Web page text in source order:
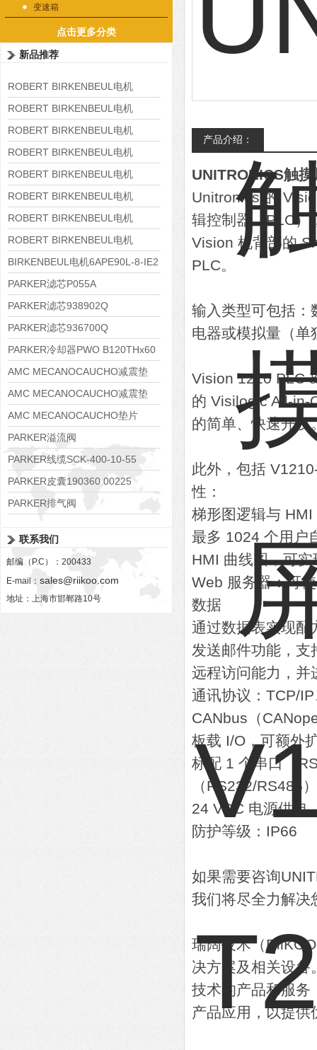
变速箱
点击更多分类
新品推荐
ROBERT BIRKENBEUL电机
8APE225M-4-IE3
ROBERT BIRKENBEUL电机
8APE180L-4 IE3
ROBERT BIRKENBEUL电机
8APE160M-6 IE3
ROBERT BIRKENBEUL电机
8APE160L-4-IE3
ROBERT BIRKENBEUL电机
8APE112M-6K-IE3
ROBERT BIRKENBEUL电机
8APE100L-2 IE3
ROBERT BIRKENBEUL电机
8APE90S-4 IE3
ROBERT BIRKENBEUL电机
8APE80M-2K-IE3
BIRKENBEUL电机6APE90L-8-IE2
PARKER滤芯P055A
PARKER滤芯938902Q
PARKER滤芯936700Q
PARKER冷却器PWO B120THx60
AMC MECANOCAUCHO减震垫
138552
AMC MECANOCAUCHO减震垫
138551
AMC MECANOCAUCHO垫片
608074
PARKER溢流阀
RE06M35W2N1KWXG087
PARKER线缆SCK-400-10-55
PARKER皮囊190360 00225
PARKER排气阀
联系我们
邮编（P.C）：200433
E-mail： sales@riikoo.com
地址：上海市邯郸路10号
产品介绍：
UNITRONICS触
Unitronics 的
辑控制器（PLC）
Vision 机背部的
PLC。
输入类型可包括：
电器或模拟量（
Vision 1210 PLC
的 Visilogic All-in-
的简单、快速开发
此外，包括
性：
梯形图逻辑与
最多 1024 个用户
HMI 曲线图，可
Web 服务器：可
数据
通过数据表实现配
发送邮件功能，支
远程访问能力，并
通讯协议：TCP/
CANbus（
板载 I/O，可额外
标配 1 个串口（
（RS232/RS485
24 VDC 电源供电
防护等级：IP66
如果需要咨询
我们将尽全力解决
瑞阔技术（
决方案及相关设备
技术的产品和服务
产品应用，以提供